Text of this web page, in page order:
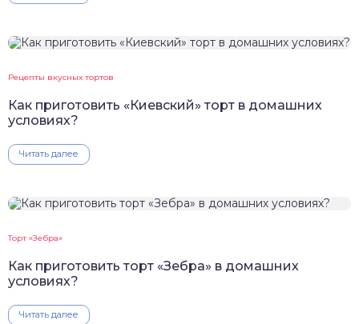
Рецепты вкусных тортов
Как приготовить «Киевский» торт в домашних
условиях?
Читать далее
Торт «Зебра»
Как приготовить торт «Зебра» в домашних
условиях?
Читать далее